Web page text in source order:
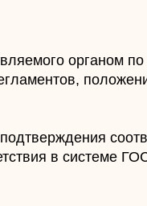
органом
в системе